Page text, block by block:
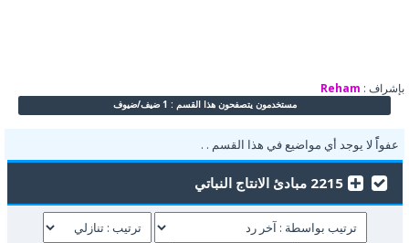
بإشراف : Reham
مستخدمون يتصفحون هذا القسم : 1 ضيف/ضيوف
عفواًً لا يوجد أي مواضيع في هذا القسم . .
2215 مبادئ الانتاج النباتي